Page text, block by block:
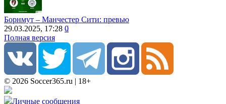
Борнмут – Манчестер Сити: превью
29.03.2025, 17:28 0
Полная версия
© 2026 Soccer365.ru | 18+
Личные сообщения